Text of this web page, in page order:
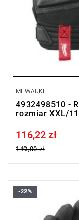
MILWAUKEE
4932498510 -
rozmiar XXL/11
Price tax included
116,22 zł
149,00 zł
-22%